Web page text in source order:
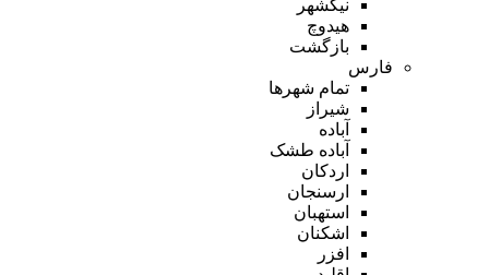
نیکشهر
هیدوچ
بازگشت
فارس
تمام شهر‌ها
شیراز
آباده
آباده طشک
اردکان
ارسنجان
استهبان
اشکنان
افزر